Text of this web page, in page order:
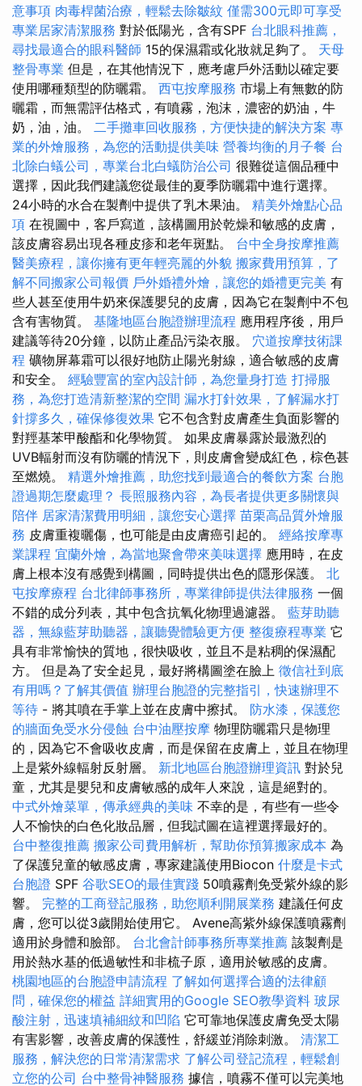
意事項 肉毒桿菌治療，輕鬆去除皺紋 僅需300元即可享受
專業居家清潔服務 對於低陽光，含有SPF 台北眼科推薦，
尋找最適合的眼科醫師 15的保濕霜或化妝就足夠了。 天母
整骨專業 但是，在其他情況下，應考慮戶外活動以確定要
使用哪種類型的防曬霜。 西屯按摩服務 市場上有無數的防
曬霜，而無需評估格式，有噴霧，泡沫，濃密的奶油，牛
奶，油，油。 二手攤車回收服務，方便快捷的解決方案 專
業的外燴服務，為您的活動提供美味 營養均衡的月子餐 台
北除白蟻公司，專業台北白蟻防治公司 很難從這個品種中
選擇，因此我們建議您從最佳的夏季防曬霜中進行選擇。
24小時的水合在製劑中提供了乳木果油。 精美外燴點心品
項 在視圖中，客戶寫道，該構圖用於乾燥和敏感的皮膚，
該皮膚容易出現各種皮疹和老年斑點。 台中全身按摩推薦
醫美療程，讓你擁有更年輕亮麗的外貌 搬家費用預算，了
解不同搬家公司報價 戶外婚禮外燴，讓您的婚禮更完美 有
些人甚至使用牛奶來保護嬰兒的皮膚，因為它在製劑中不包
含有害物質。 基隆地區台胞證辦理流程 應用程序後，用戶
建議等待20分鐘，以防止產品污染衣服。 穴道按摩技術課
程 礦物屏幕霜可以很好地防止陽光射線，適合敏感的皮膚
和安全。 經驗豐富的室內設計師，為您量身打造 打掃服
務，為您打造清新整潔的空間 漏水打針效果，了解漏水打
針撐多久，確保修復效果 它不包含對皮膚產生負面影響的
對羥基苯甲酸酯和化學物質。 如果皮膚暴露於最激烈的
UVB輻射而沒有防曬的情況下，則皮膚會變成紅色，棕色甚
至燃燒。 精選外燴推薦，助您找到最適合的餐飲方案 台胞
證過期怎麼處理？ 長照服務內容，為長者提供更多關懷與
陪伴 居家清潔費用明細，讓您安心選擇 苗栗高品質外燴服
務 皮膚重複曬傷，也可能是由皮膚癌引起的。 經絡按摩專
業課程 宜蘭外燴，為當地聚會帶來美味選擇 應用時，在皮
膚上根本沒有感覺到構圖，同時提供出色的隱形保護。 北
屯按摩療程 台北律師事務所，專業律師提供法律服務 一個
不錯的成分列表，其中包含抗氧化物理過濾器。 藍芽助聽
器，無線藍芽助聽器，讓聽覺體驗更方便 整復療程專業 它
具有非常愉快的質地，很快吸收，並且不是粘稠的保濕配
方。 但是為了安全起見，最好將構圖塗在臉上 徵信社到底
有用嗎？了解其價值 辦理台胞證的完整指引，快速辦理不
等待 - 將其噴在手掌上並在皮膚中擦拭。 防水漆，保護您
的牆面免受水分侵蝕 台中油壓按摩 物理防曬霜只是物理
的，因為它不會吸收皮膚，而是保留在皮膚上，並且在物理
上是紫外線輻射反射層。 新北地區台胞證辦理資訊 對於兒
童，尤其是嬰兒和皮膚敏感的成年人來說，這是絕對的。
中式外燴菜單，傳承經典的美味 不幸的是，有些有一些令
人不愉快的白色化妝品層，但我試圖在這裡選擇最好的。
台中整復推薦 搬家公司費用解析，幫助你預算搬家成本 為
了保護兒童的敏感皮膚，專家建議使用Biocon 什麼是卡式
台胞證 SPF 谷歌SEO的最佳實踐 50噴霧劑免受紫外線的影
響。 完整的工商登記服務，助您順利開展業務 建議任何皮
膚，您可以從3歲開始使用它。 Avene高紫外線保護噴霧劑
適用於身體和臉部。 台北會計師事務所專業推薦 該製劑是
用於熱水基的低過敏性和非梳子原，適用於敏感的皮膚。
桃園地區的台胞證申請流程 了解如何選擇合適的法律顧
問，確保您的權益 詳細實用的Google SEO教學資料 玻尿
酸注射，迅速填補細紋和凹陷 它可靠地保護皮膚免受太陽
有害影響，改善皮膚的保護性，舒緩並消除刺激。 清潔工
服務，解決您的日常清潔需求 了解公司登記流程，輕鬆創
立您的公司 台中整骨神醫服務 據信，噴霧不僅可以完美地